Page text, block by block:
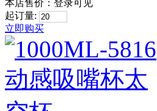
本店售价： 登录可见
起订量:
立即购买